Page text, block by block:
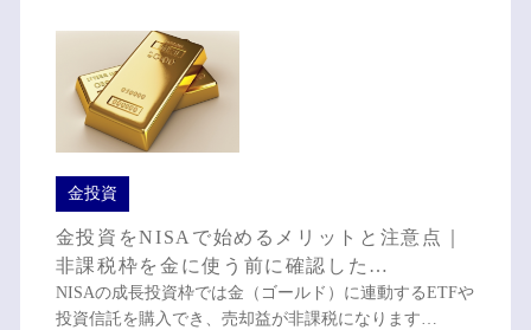
金投資
金投資をNISAで始めるメリットと注意点｜
非課税枠を金に使う前に確認した…
NISAの成長投資枠では金（ゴールド）に連動するETFや
投資信託を購入でき、売却益が非課税になります…